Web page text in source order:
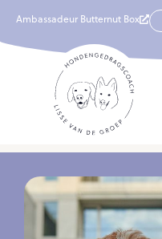
Ambassadeur Butternut Box